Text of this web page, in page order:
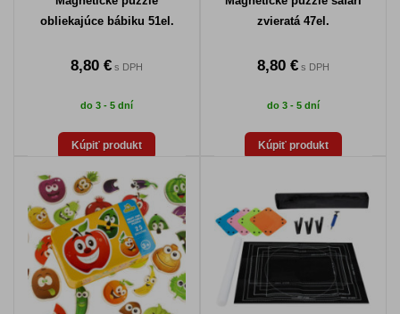
obliekajúce bábiku 51el.
8,80 € s DPH
do 3 - 5 dní
Kúpiť produkt
zvieratá 47el.
8,80 € s DPH
do 3 - 5 dní
Kúpiť produkt